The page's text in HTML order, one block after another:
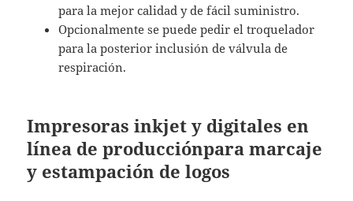
para la mejor calidad y de fácil suministro.
Opcionalmente se puede pedir el troquelador
para la posterior inclusión de válvula de
respiración.
Impresoras inkjet y digitales en
línea de producciónpara marcaje
y estampación de logos